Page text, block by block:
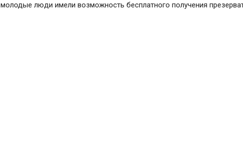
молодые люди имели возможность бесплатного получения